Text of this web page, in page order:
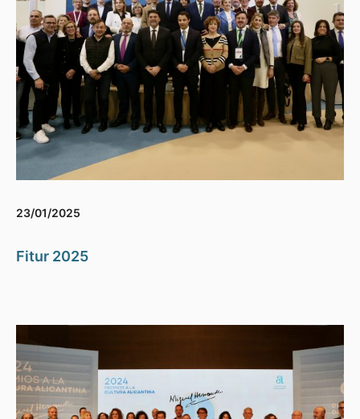
23/01/2025
Fitur 2025